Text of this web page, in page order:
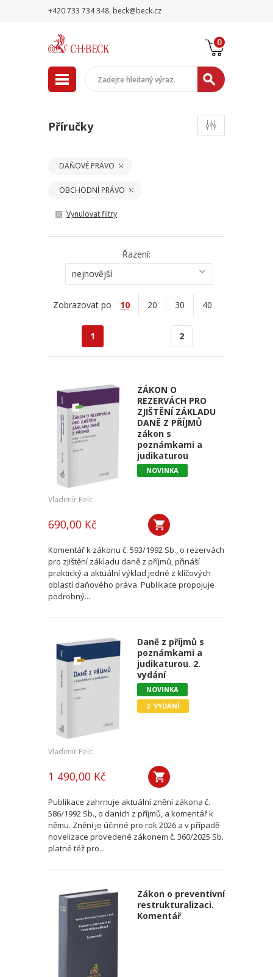
+420 733 734 348 beck@beck.cz
0
Příručky
DAŇOVÉ PRÁVO
OBCHODNÍ PRÁVO
Vynulovat filtry
Řazení:
nejnovější
Zobrazovat po 10 20 30 40
1 2
ZÁKON O
REZERVÁCH PRO
ZJIŠTĚNÍ ZÁKLADU
DANĚ Z PŘÍJMŮ
zákon s
poznámkami a
judikaturou
NOVINKA
Vladimír Pelc
690,00 Kč
Komentář k zákonu č. 593/1992 Sb., o rezervách
pro zjištění základu daně z příjmů, přináší
praktický a aktuální výklad jedné z klíčových
oblastí daňového práva. Publikace propojuje
podrobný...
Daně z příjmů s
poznámkami a
judikaturou. 2.
vydání
NOVINKA
2. VYDÁNÍ
Vladimír Pelc
1 490,00 Kč
Publikace zahrnuje aktuální znění zákona č.
586/1992 Sb., o daních z příjmů, a komentář k
němu. Znění je účinné pro rok 2026 a v případě
novelizace provedené zákonem č. 360/2025 Sb.
platné též pro...
Zákon o preventivní
restrukturalizaci.
Komentář